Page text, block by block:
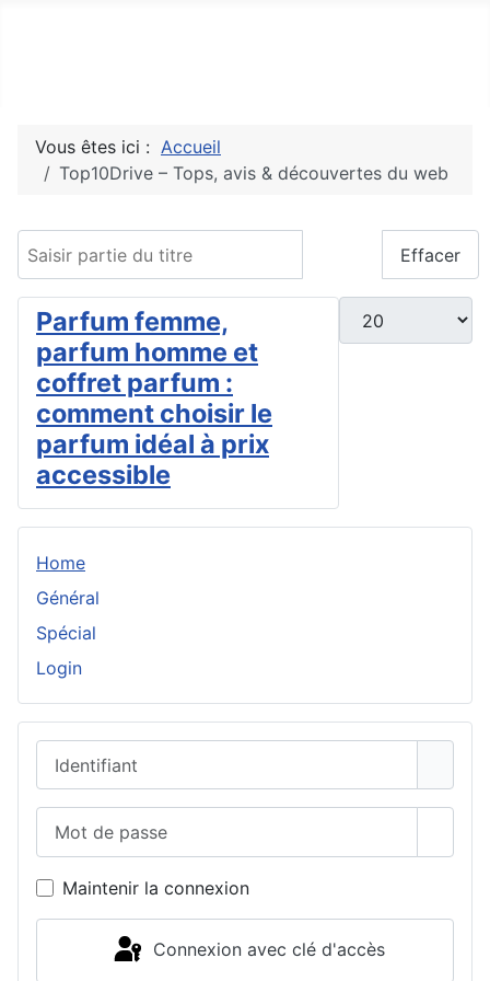
Vous êtes ici : Accueil
Top10Drive – Tops, avis & découvertes du web
Effacer
Afficher #
Parfum femme,
parfum homme et
coffret parfum :
comment choisir le
parfum idéal à prix
accessible
Home
Général
Spécial
Login
Maintenir la connexion
Connexion avec clé d'accès